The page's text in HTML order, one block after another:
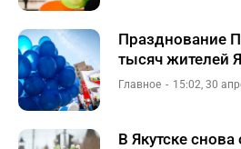
Празднование
тысяч жителей
Главное 15:02, 30
В Якутске